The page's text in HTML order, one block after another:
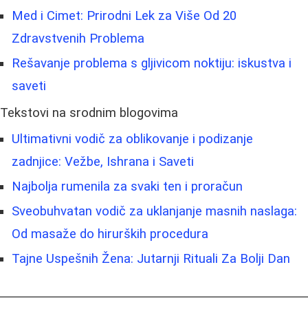
Med i Cimet: Prirodni Lek za Više Od 20
Zdravstvenih Problema
Rešavanje problema s gljivicom noktiju: iskustva i
saveti
Tekstovi na srodnim blogovima
Ultimativni vodič za oblikovanje i podizanje
zadnjice: Vežbe, Ishrana i Saveti
Najbolja rumenila za svaki ten i proračun
Sveobuhvatan vodič za uklanjanje masnih naslaga:
Od masaže do hirurških procedura
Tajne Uspešnih Žena: Jutarnji Rituali Za Bolji Dan